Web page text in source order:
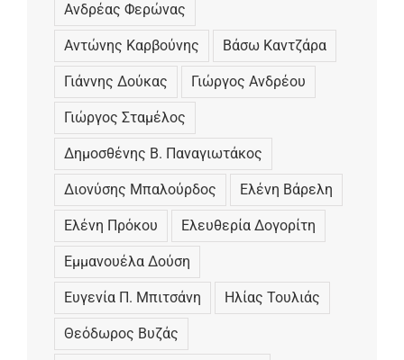
Ανδρέας Φερώνας
Αντώνης Καρβούνης Βάσω Καντζάρα
Γιάννης Δούκας Γιώργος Ανδρέου
Γιώργος Σταμέλος
Δημοσθένης Β. Παναγιωτάκος
Διονύσης Μπαλούρδος Ελένη Βάρελη
Ελένη Πρόκου Ελευθερία Δογορίτη
Εμμανουέλα Δούση
Ευγενία Π. Μπιτσάνη Ηλίας Τουλιάς
Θεόδωρος Βυζάς